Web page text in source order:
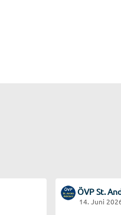
ÖVP St.
14. Juni